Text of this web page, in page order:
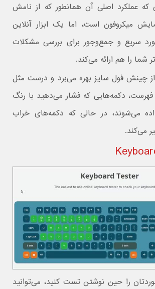
عملکرد اصلی آن همانطور که از نامش
میکروفون است، اما یک ابزار آنلاین
سریع و جمع‌وجور برای بررسی مشکلات
شما را هم ارائه می‌کند.
چینش فول سایز بهره می‌برد و درست مثل
فهرست، دکمه‌هایی که فشار می‌دهید با رنگ
می‌شوند، در حالی که دکمه‌های خراب
می‌کند.
را حین نوشتن تست کنید، می‌توانید